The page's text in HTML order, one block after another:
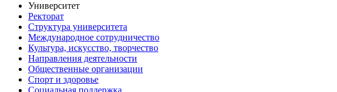
Университет
Ректорат
Структура университета
Международное сотрудничество
Культура, искусство, творчество
Направления деятельности
Общественные организации
Спорт и здоровье
Социальная поддержка